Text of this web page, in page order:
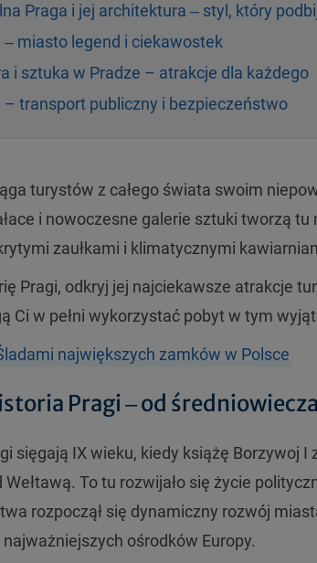
Praga i jej architektura ‒ styl, który
‒ miasto legend i ciekawostek
i sztuka w Pradze – atrakcje dla każdego
– transport publiczny i bezpieczeństwo
turystów z całego świata swoim
i nowoczesne galerie sztuki tworzą
zaułkami i klimatycznymi
Pragi, odkryj jej najciekawsze atrakcje
Ci w pełni wykorzystać pobyt w tym
największych zamków w Polsce
Pragi ‒ od
sięgają IX wieku, kiedy książę Borzywoj
To tu rozwijało się życie
rozpoczął się dynamiczny rozwój
ośrodków Europy.